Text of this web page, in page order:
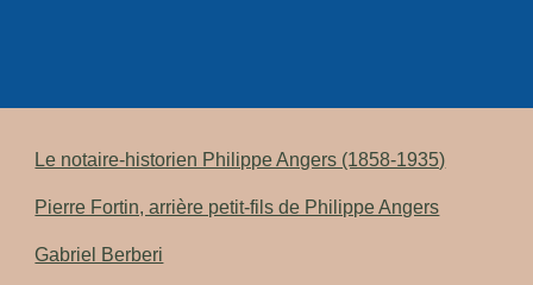
Le notaire-historien Philippe Angers (1858-1935)
Pierre Fortin, arrière petit-fils de Philippe Angers
Gabriel Berberi